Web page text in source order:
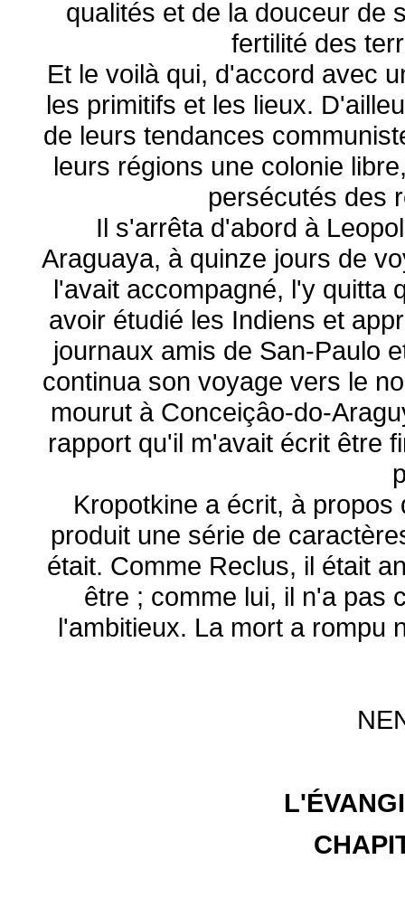
qualités et de la douceur de
fertilité des
Et le voilà qui, d'accord avec
les primitifs et les lieux.
de leurs tendances
leurs régions une colonie
persécutés des
Il s'arrêta d'abord à
Araguaya, à quinze jours de
l'avait accompagné, l'y quitta
avoir étudié les Indiens et
journaux amis de San-Paulo
continua son voyage vers le
mourut à Conceiçâo-do-
rapport qu'il m'avait écrit être
Kropotkine a écrit, à
produit une série de
était. Comme Reclus, il était
être ; comme lui, il n'a pas
l'ambitieux. La mort a rompu